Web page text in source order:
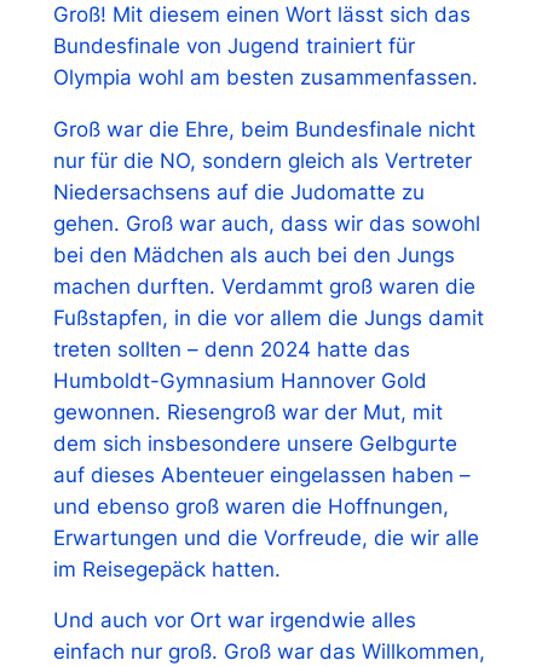
Groß! Mit diesem einen Wort lässt sich das
Bundesfinale von Jugend trainiert für
Olympia wohl am besten zusammenfassen.
Groß war die Ehre, beim Bundesfinale nicht
nur für die NO, sondern gleich als Vertreter
Niedersachsens auf die Judomatte zu
gehen. Groß war auch, dass wir das sowohl
bei den Mädchen als auch bei den Jungs
machen durften. Verdammt groß waren die
Fußstapfen, in die vor allem die Jungs damit
treten sollten – denn 2024 hatte das
Humboldt-Gymnasium Hannover Gold
gewonnen. Riesengroß war der Mut, mit
dem sich insbesondere unsere Gelbgurte
auf dieses Abenteuer eingelassen haben –
und ebenso groß waren die Hoffnungen,
Erwartungen und die Vorfreude, die wir alle
im Reisegepäck hatten.
Und auch vor Ort war irgendwie alles
einfach nur groß. Groß war das Willkommen,